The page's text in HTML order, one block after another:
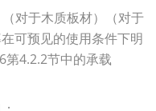
对于木质板材）（对于
可预见的使用条件下明
第4.2.2节中的承载